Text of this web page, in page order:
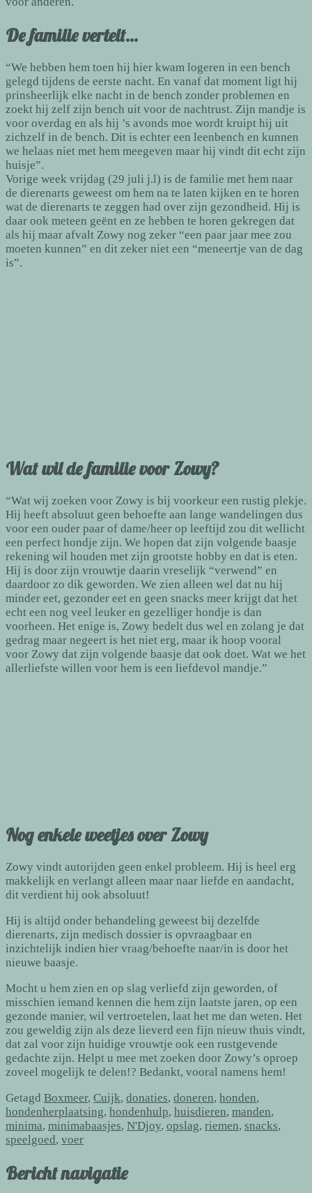
De familie vertelt…
“We hebben hem toen hij hier kwam logeren in een bench
gelegd tijdens de eerste nacht. En vanaf dat moment ligt hij
prinsheerlijk elke nacht in de bench zonder problemen en
zoekt hij zelf zijn bench uit voor de nachtrust. Zijn mandje is
voor overdag en als hij ’s avonds moe wordt kruipt hij uit
zichzelf in de bench. Dit is echter een leenbench en kunnen
we helaas niet met hem meegeven maar hij vindt dit echt zijn
huisje”.
Vorige week vrijdag (29 juli j.l) is de familie met hem naar
de dierenarts geweest om hem na te laten kijken en te horen
wat de dierenarts te zeggen had over zijn gezondheid. Hij is
daar ook meteen geënt en ze hebben te horen gekregen dat
als hij maar afvalt Zowy nog zeker “een paar jaar mee zou
moeten kunnen” en dit zeker niet een “meneertje van de dag
is”.
Wat wil de familie voor Zowy?
“Wat wij zoeken voor Zowy is bij voorkeur een rustig plekje.
Hij heeft absoluut geen behoefte aan lange wandelingen dus
voor een ouder paar of dame/heer op leeftijd zou dit wellicht
een perfect hondje zijn. We hopen dat zijn volgende baasje
rekening wil houden met zijn grootste hobby en dat is eten.
Hij is door zijn vrouwtje daarin vreselijk “verwend” en
daardoor zo dik geworden. We zien alleen wel dat nu hij
minder eet, gezonder eet en geen snacks meer krijgt dat het
echt een nog veel leuker en gezelliger hondje is dan
voorheen. Het enige is, Zowy bedelt dus wel en zolang je dat
gedrag maar negeert is het niet erg, maar ik hoop vooral
voor Zowy dat zijn volgende baasje dat ook doet. Wat we het
allerliefste willen voor hem is een liefdevol mandje.”
Nog enkele weetjes over Zowy
Zowy vindt autorijden geen enkel probleem. Hij is heel erg
makkelijk en verlangt alleen maar naar liefde en aandacht,
dit verdient hij ook absoluut!
Hij is altijd onder behandeling geweest bij dezelfde
dierenarts, zijn medisch dossier is opvraagbaar en
inzichtelijk indien hier vraag/behoefte naar/in is door het
nieuwe baasje.
Mocht u hem zien en op slag verliefd zijn geworden, of
misschien iemand kennen die hem zijn laatste jaren, op een
gezonde manier, wil vertroetelen, laat het me dan weten. Het
zou geweldig zijn als deze lieverd een fijn nieuw thuis vindt,
dat zal voor zijn huidige vrouwtje ook een rustgevende
gedachte zijn. Helpt u mee met zoeken door Zowy’s oproep
zoveel mogelijk te delen!? Bedankt, vooral namens hem!
Getagd Boxmeer, Cuijk, donaties, doneren, honden,
hondenherplaatsing, hondenhulp, huisdieren, manden,
minima, minimabaasjes, N'Djoy, opslag, riemen, snacks,
speelgoed, voer
Bericht navigatie